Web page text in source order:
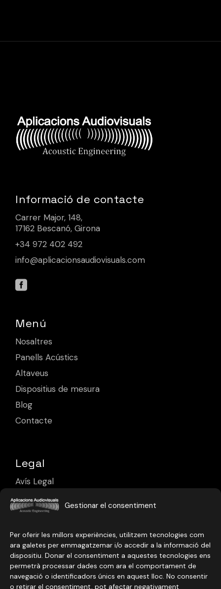
Gestionar el consentiment
Per oferir les millors experiències, utilitzem tecnologies com
ara galetes per emmagatzemar i/o accedir a la informació del
dispositiu. Donar el consentiment a aquestes tecnologies ens
permetrà processar dades com ara el comportament de
navegació o identificadors únics en aquest lloc. No consentir
o retirar el consentiment, pot afectar negativament
Informació de contacte
Carrer Major, 148,
17162 Bescanó, Girona
+34 972 402 492
info@aplicacionsaudiovisuals.com
Menú
Nosaltres
Panells Acústics
Altaveus
Dispositius de mesura
Blog
Contacte
Legal
Avís Legal
Política de Privacitat
Política de Cookies